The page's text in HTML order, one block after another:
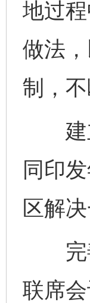
地过
做法
制，
建立
同印
区解
完善
联席